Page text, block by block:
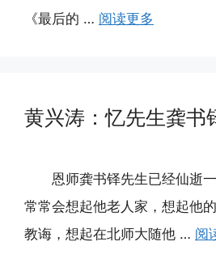
《最后的 … 阅读更多
黄兴涛：忆先生龚书
恩师龚书铎先生已经仙逝一
常常会想起他老人家，想起他
教诲，想起在北师大随他 … 阅